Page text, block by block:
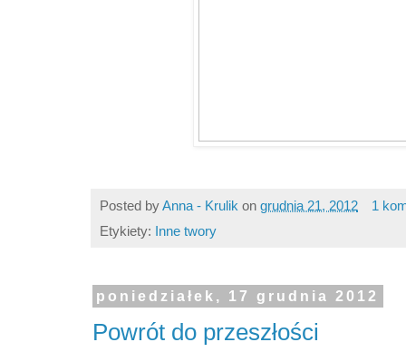
Posted byAnna - Krulik on grudnia 21, 2012
1
Etykiety: Inne twory
poniedziałek, 17 grudnia 2012
Powrót do przeszłości